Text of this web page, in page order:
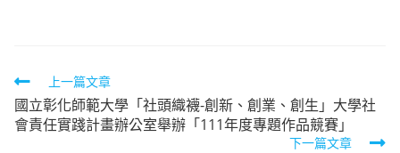
Read
more
articles
上一篇文章
國立彰化師範大學「社頭織襪-創新、創業、創生」大學社
會責任實踐計畫辦公室舉辦「111年度專題作品競賽」
下一篇文章